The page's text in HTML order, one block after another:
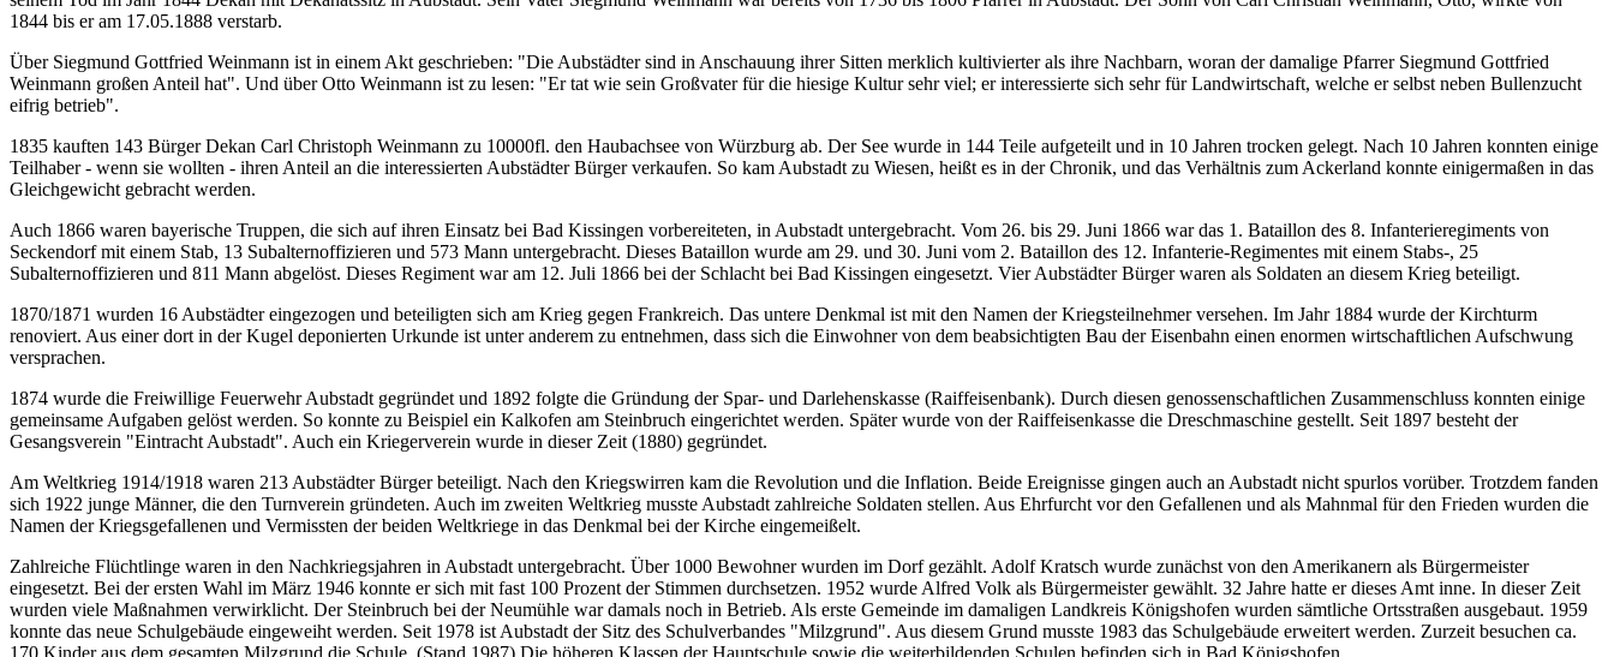
1844 bis er am 17.05.1888 verstarb.
Über Siegmund Gottfried Weinmann ist in einem Akt geschrieben: "Die Aubstädter sind in Anschauung ihrer Sitten merklich kultivierter als ihre Nachbarn, woran der damalige Pfarrer Siegmund Gottfried
Weinmann großen Anteil hat". Und über Otto Weinmann ist zu lesen: "Er tat wie sein Großvater für die hiesige Kultur sehr viel; er interessierte sich sehr für Landwirtschaft, welche er selbst neben Bullenzucht
eifrig betrieb".
1835 kauften 143 Bürger Dekan Carl Christoph Weinmann zu 10000fl. den Haubachsee von Würzburg ab. Der See wurde in 144 Teile aufgeteilt und in 10 Jahren trocken gelegt. Nach 10 Jahren konnten einige
Teilhaber - wenn sie wollten - ihren Anteil an die interessierten Aubstädter Bürger verkaufen. So kam Aubstadt zu Wiesen, heißt es in der Chronik, und das Verhältnis zum Ackerland konnte einigermaßen in das
Gleichgewicht gebracht werden.
Auch 1866 waren bayerische Truppen, die sich auf ihren Einsatz bei Bad Kissingen vorbereiteten, in Aubstadt untergebracht. Vom 26. bis 29. Juni 1866 war das 1. Bataillon des 8. Infanterieregiments von
Seckendorf mit einem Stab, 13 Subalternoffizieren und 573 Mann untergebracht. Dieses Bataillon wurde am 29. und 30. Juni vom 2. Bataillon des 12. Infanterie-Regimentes mit einem Stabs-, 25
Subalternoffizieren und 811 Mann abgelöst. Dieses Regiment war am 12. Juli 1866 bei der Schlacht bei Bad Kissingen eingesetzt. Vier Aubstädter Bürger waren als Soldaten an diesem Krieg beteiligt.
1870/1871 wurden 16 Aubstädter eingezogen und beteiligten sich am Krieg gegen Frankreich. Das untere Denkmal ist mit den Namen der Kriegsteilnehmer versehen. Im Jahr 1884 wurde der Kirchturm
renoviert. Aus einer dort in der Kugel deponierten Urkunde ist unter anderem zu entnehmen, dass sich die Einwohner von dem beabsichtigten Bau der Eisenbahn einen enormen wirtschaftlichen Aufschwung
versprachen.
1874 wurde die Freiwillige Feuerwehr Aubstadt gegründet und 1892 folgte die Gründung der Spar- und Darlehenskasse (Raiffeisenbank). Durch diesen genossenschaftlichen Zusammenschluss konnten einige
gemeinsame Aufgaben gelöst werden. So konnte zu Beispiel ein Kalkofen am Steinbruch eingerichtet werden. Später wurde von der Raiffeisenkasse die Dreschmaschine gestellt. Seit 1897 besteht der
Gesangsverein "Eintracht Aubstadt". Auch ein Kriegerverein wurde in dieser Zeit (1880) gegründet.
Am Weltkrieg 1914/1918 waren 213 Aubstädter Bürger beteiligt. Nach den Kriegswirren kam die Revolution und die Inflation. Beide Ereignisse gingen auch an Aubstadt nicht spurlos vorüber. Trotzdem fanden
sich 1922 junge Männer, die den Turnverein gründeten. Auch im zweiten Weltkrieg musste Aubstadt zahlreiche Soldaten stellen. Aus Ehrfurcht vor den Gefallenen und als Mahnmal für den Frieden wurden die
Namen der Kriegsgefallenen und Vermissten der beiden Weltkriege in das Denkmal bei der Kirche eingemeißelt.
Zahlreiche Flüchtlinge waren in den Nachkriegsjahren in Aubstadt untergebracht. Über 1000 Bewohner wurden im Dorf gezählt. Adolf Kratsch wurde zunächst von den Amerikanern als Bürgermeister
eingesetzt. Bei der ersten Wahl im März 1946 konnte er sich mit fast 100 Prozent der Stimmen durchsetzen. 1952 wurde Alfred Volk als Bürgermeister gewählt. 32 Jahre hatte er dieses Amt inne. In dieser Zeit
wurden viele Maßnahmen verwirklicht. Der Steinbruch bei der Neumühle war damals noch in Betrieb. Als erste Gemeinde im damaligen Landkreis Königshofen wurden sämtliche Ortsstraßen ausgebaut. 1959
konnte das neue Schulgebäude eingeweiht werden. Seit 1978 ist Aubstadt der Sitz des Schulverbandes "Milzgrund". Aus diesem Grund musste 1983 das Schulgebäude erweitert werden. Zurzeit besuchen ca.
170 Kinder aus dem gesamten Milzgrund die Schule. (Stand 1987) Die höheren Klassen der Hauptschule sowie die weiterbildenden Schulen befinden sich in Bad Königshofen.